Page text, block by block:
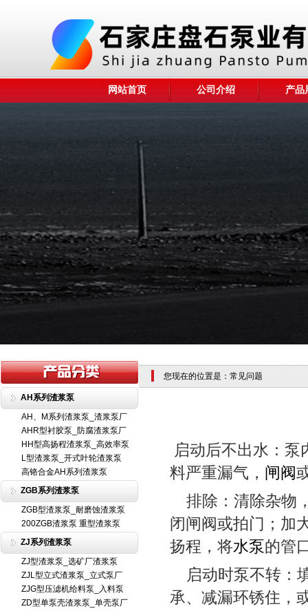
网站首页 公司介绍 产品
AH系列渣浆泵
AH、M系列渣浆泵_渣浆泵厂
AHR型衬胶泵_防腐渣浆泵厂
HH型高扬程渣浆泵_高效率泵
L型渣浆泵_开式叶轮渣浆泵
高铬合金AH系列渣浆泵
ZGB系列渣浆泵
ZGB型渣浆泵_耐磨蚀渣浆泵
200ZGB渣浆泵 重型渣浆泵
ZJ系列渣浆泵
ZJ型渣浆泵_选矿厂渣浆泵
ZJL型立式渣浆泵_立式泵厂
ZJG型压滤机给料泵_入料泵
ZD型单泵壳渣浆泵_单壳泵厂
您现在的位置是：常见问题
启动后不出水：
料严重漏气， 闸阀
排除：清除杂物
闭闸阀或拍门；加
扬程，将水泵的管
启动时泵不转：
承、减漏环锈住，